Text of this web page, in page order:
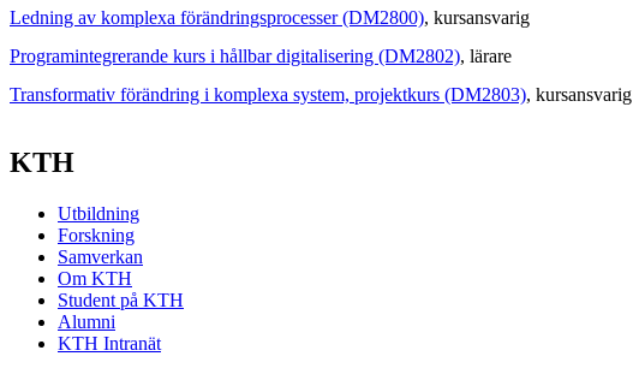
Ledning av komplexa förändringsprocesser (DM2800), kursansvarig
Programintegrerande kurs i hållbar digitalisering (DM2802), lärare
Transformativ förändring i komplexa system, projektkurs (DM2803), kursansvarig
KTH
Utbildning
Forskning
Samverkan
Om KTH
Student på KTH
Alumni
KTH Intranät